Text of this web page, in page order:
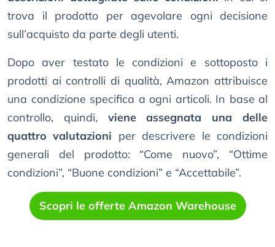
trova il prodotto per agevolare ogni decisione
sull’acquisto da parte degli utenti.
Dopo aver testato le condizioni e sottoposto i
prodotti ai controlli di qualità, Amazon attribuisce
una condizione specifica a ogni articoli. In base al
controllo, quindi, viene assegnata una delle
quattro valutazioni per descrivere le condizioni
generali del prodotto: “Come nuovo”, “Ottime
condizioni”, “Buone condizioni” e “Accettabile”.
Scopri le offerte Amazon Warehouse